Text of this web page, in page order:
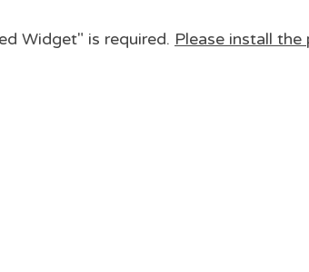
Widget" is required. Please install the